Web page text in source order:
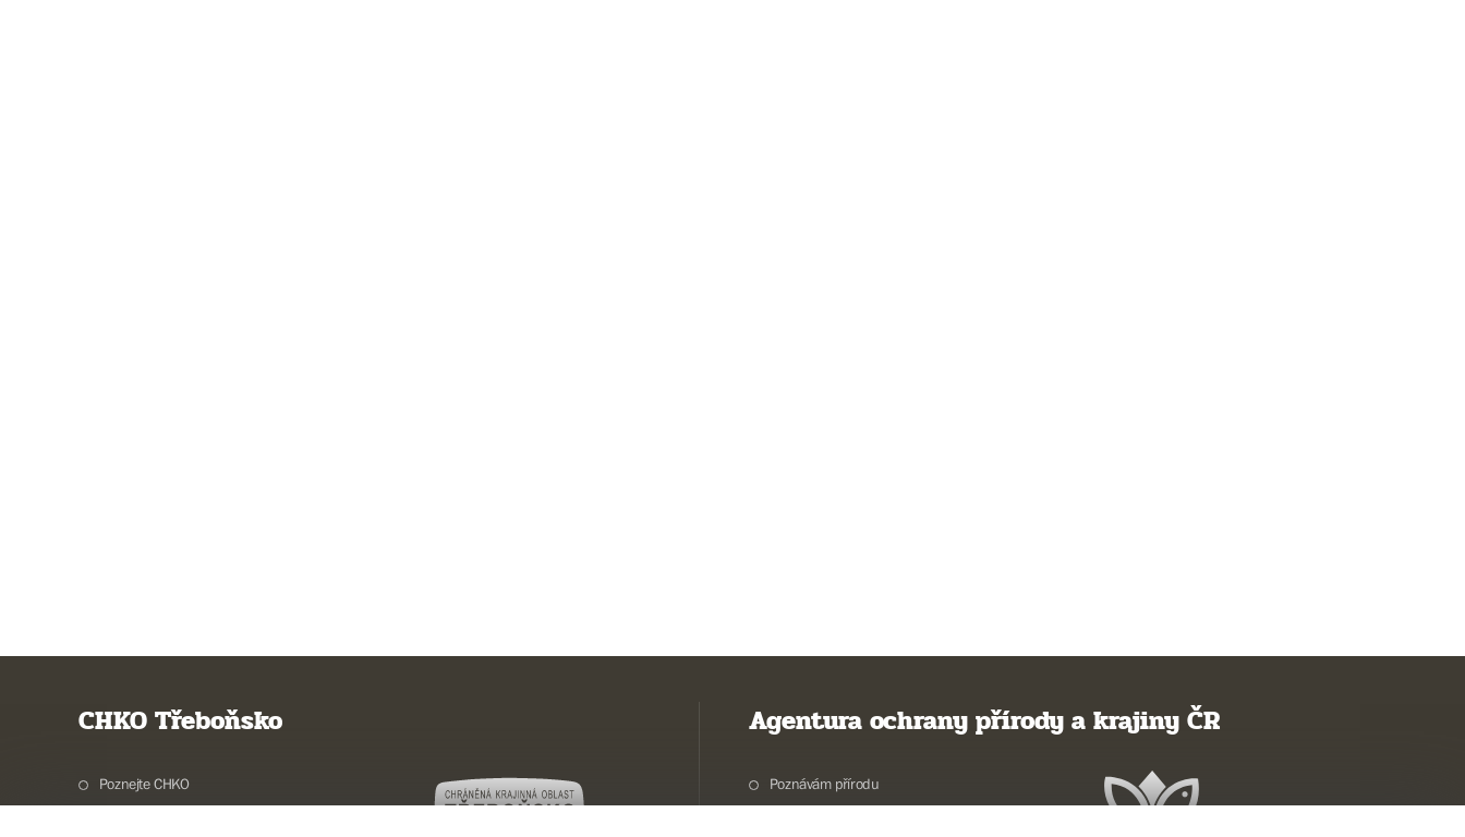
CHKO Třeboňsko
Poznejte CHKO
Agentura ochrany přírody a krajiny ČR
Poznávám přírodu